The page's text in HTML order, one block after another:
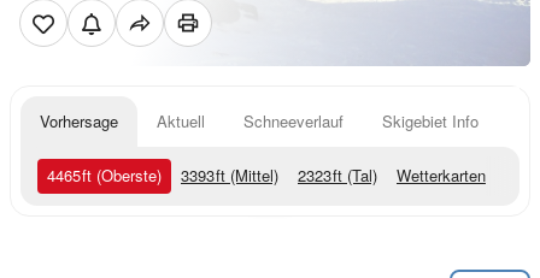
Vorhersage Aktuell Schneeverlauf Skigebiet Info
4465ft (Oberste) 3393ft (Mittel) 2323ft (Tal) Wetterkarten